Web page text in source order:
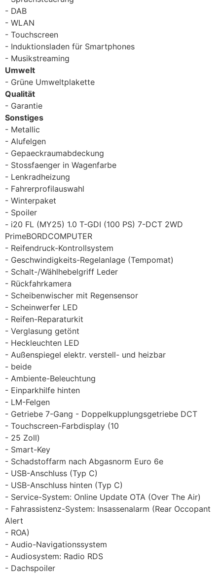
DAB
WLAN
Touchscreen
Induktionsladen für Smartphones
Musikstreaming
Umwelt
Grüne Umweltplakette
Qualität
Garantie
Sonstiges
Metallic
Alufelgen
Gepaeckraumabdeckung
Stossfaenger in Wagenfarbe
Lenkradheizung
Fahrerprofilauswahl
Winterpaket
Spoiler
i20 FL (MY25) 1.0 T-GDI (100 PS) 7-DCT 2WD
PrimeBORDCOMPUTER
Reifendruck-Kontrollsystem
Geschwindigkeits-Regelanlage (Tempomat)
Schalt-/Wählhebelgriff Leder
Rückfahrkamera
Scheibenwischer mit Regensensor
Scheinwerfer LED
Reifen-Reparaturkit
Verglasung getönt
Heckleuchten LED
Außenspiegel elektr. verstell- und heizbar
beide
Ambiente-Beleuchtung
Einparkhilfe hinten
LM-Felgen
Getriebe 7-Gang - Doppelkupplungsgetriebe DCT
Touchscreen-Farbdisplay (10
25 Zoll)
Smart-Key
Schadstoffarm nach Abgasnorm Euro 6e
USB-Anschluss (Typ C)
USB-Anschluss hinten (Typ C)
Service-System: Online Update OTA (Over The Air)
Fahrassistenz-System: Insassenalarm (Rear Occopant
Alert
ROA)
Audio-Navigationssystem
Audiosystem: Radio RDS
Dachspoiler